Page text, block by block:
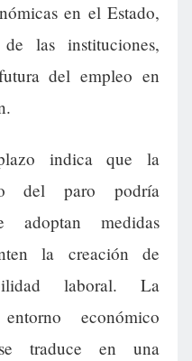
en el Estado,
las instituciones,
del empleo en
indica que la
del paro podría
medidas
la creación de
laboral. La
económico
traduce en una